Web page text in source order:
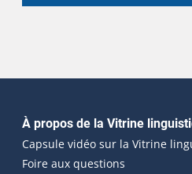
Navigation
À propos de la Vitrine
Capsule vidéo sur la Vitrine
Foire aux questions